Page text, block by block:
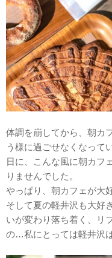
体調を崩してから、朝カ
う様に過ごせなくなって
日に、こんな風に朝カフ
りませんでした。
やっぱり、朝カフェが大
そして夏の軽井沢も大好
いが変わり落ち着く、リ
の…私にとっては軽井沢